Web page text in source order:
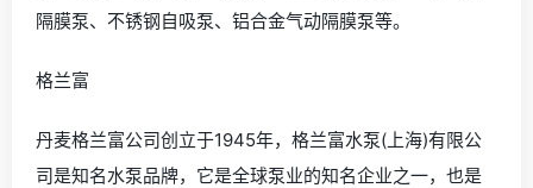
隔膜泵、不锈钢自吸泵、铝合金气动隔膜泵等。
格兰富
丹麦格兰富公司创立于1945年，格兰富水泵(上海)有限公
司是知名水泵品牌，它是全球泵业的知名企业之一，也是